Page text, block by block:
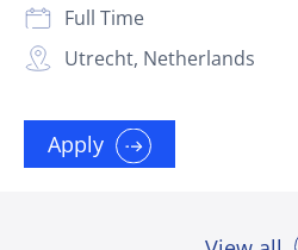
Utrecht, Netherlands
Full Time
Apply